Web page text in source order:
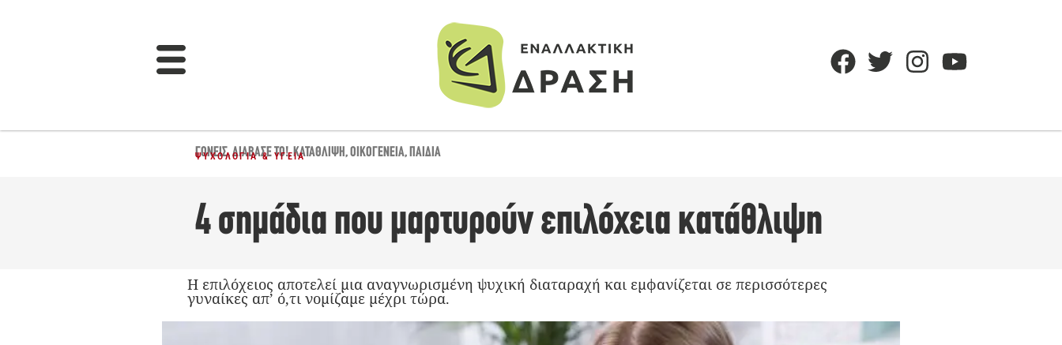
ΓΟΝΕΊΣ,ΔΙΆΒΑΣΈ ΤΟ!,ΚΑΤΆΘΛΙΨΗ,ΟΙΚΟΓΈΝΕΙΑ,ΠΑΙΔΙΆ
ΨΥΧΟΛΟΓΊΑ & ΥΓΕΊΑ
4 σημάδια που μαρτυρούν επιλόχεια κατάθλιψη
Η επιλόχειος αποτελεί μια αναγνωρισμένη ψυχική διαταραχή και εμφανίζεται σε περισσότερες
γυναίκες απ’ ό,τι νομίζαμε μέχρι τώρα.